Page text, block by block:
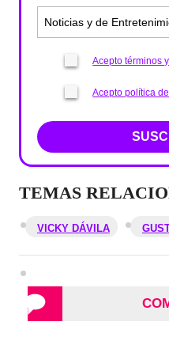
Acepto términos
Acepto política
TEMAS
VICKY DÁVILA